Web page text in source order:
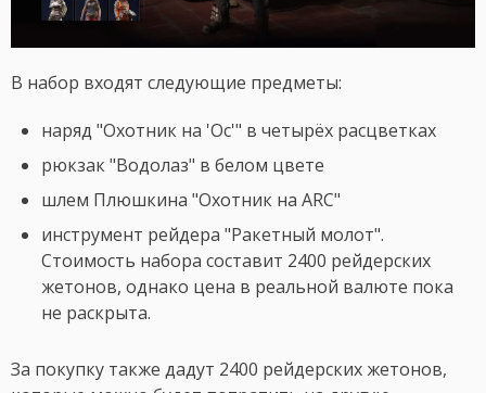
В набор входят следующие предметы:
наряд "Охотник на 'Ос'" в четырёх расцветках
рюкзак "Водолаз" в белом цвете
шлем Плюшкина "Охотник на ARC"
инструмент рейдера "Ракетный молот".
Стоимость набора составит 2400 рейдерских
жетонов, однако цена в реальной валюте пока
не раскрыта.
За покупку также дадут 2400 рейдерских жетонов,